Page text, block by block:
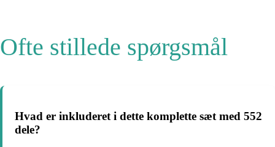
Ofte stillede spørgsmål
Hvad er inkluderet i dette komplette sæt med 552
dele?